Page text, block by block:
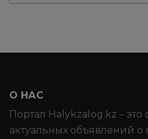
О НАС
Портал Halykzalog.kz –
актуальных объявлений